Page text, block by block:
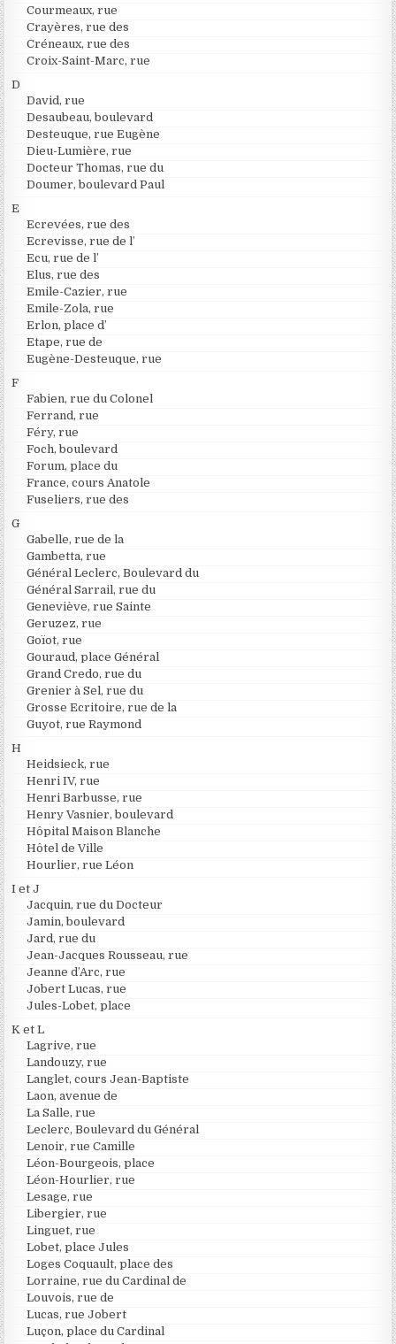
Courmeaux, rue
Crayères, rue des
Créneaux, rue des
Croix-Saint-Marc, rue
D
David, rue
Desaubeau, boulevard
Desteuque, rue Eugène
Dieu-Lumière, rue
Docteur Thomas, rue du
Doumer, boulevard Paul
E
Ecrevées, rue des
Ecrevisse, rue de l’
Ecu, rue de l’
Elus, rue des
Emile-Cazier, rue
Emile-Zola, rue
Erlon, place d’
Etape, rue de
Eugène-Desteuque, rue
F
Fabien, rue du Colonel
Ferrand, rue
Féry, rue
Foch, boulevard
Forum, place du
France, cours Anatole
Fuseliers, rue des
G
Gabelle, rue de la
Gambetta, rue
Général Leclerc, Boulevard du
Général Sarrail, rue du
Geneviève, rue Sainte
Geruzez, rue
Goïot, rue
Gouraud, place Général
Grand Credo, rue du
Grenier à Sel, rue du
Grosse Ecritoire, rue de la
Guyot, rue Raymond
H
Heidsieck, rue
Henri IV, rue
Henri Barbusse, rue
Henry Vasnier, boulevard
Hôpital Maison Blanche
Hôtel de Ville
Hourlier, rue Léon
I et J
Jacquin, rue du Docteur
Jamin, boulevard
Jard, rue du
Jean-Jacques Rousseau, rue
Jeanne d’Arc, rue
Jobert Lucas, rue
Jules-Lobet, place
K et L
Lagrive, rue
Landouzy, rue
Langlet, cours Jean-Baptiste
Laon, avenue de
La Salle, rue
Leclerc, Boulevard du Général
Lenoir, rue Camille
Léon-Bourgeois, place
Léon-Hourlier, rue
Lesage, rue
Libergier, rue
Linguet, rue
Lobet, place Jules
Loges Coquault, place des
Lorraine, rue du Cardinal de
Louvois, rue de
Lucas, rue Jobert
Luçon, place du Cardinal